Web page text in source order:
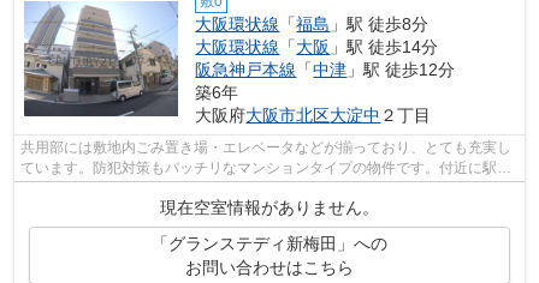
大阪環状線 「福島 」駅 徒歩8分
大阪環状線 「大阪 」駅 徒歩14分
阪急神戸本線 「中津 」駅 徒歩12分
築6年
大阪府大阪市北区大淀中 ２丁目
共用部には敷地内ごみ置き場・エレベータなどが揃っており、とても充実し
ています。防犯対策もバッチリなマンションタイプの物件です。付近に駅が
2駅あり、行き先に応じて使い分けがで...
現在空室情報がありません。
「グランステディ新梅田」への
お問い合わせはこちら